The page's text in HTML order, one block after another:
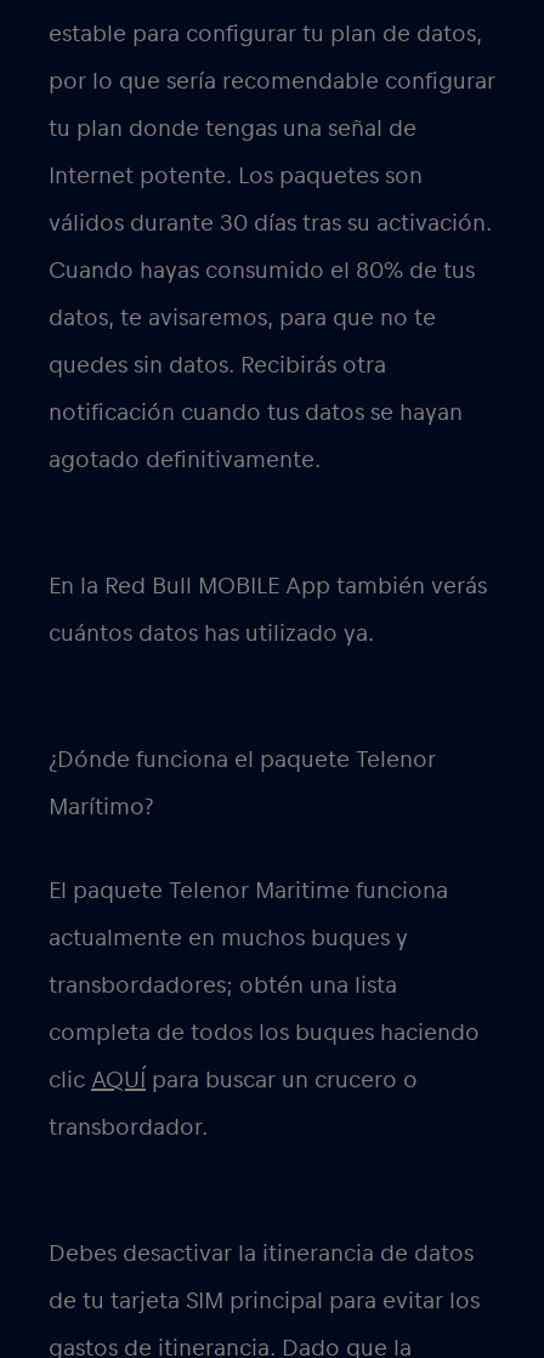
estable para configurar tu plan de datos,
por lo que sería recomendable configurar
tu plan donde tengas una señal de
Internet potente. Los paquetes son
válidos durante 30 días tras su activación.
Cuando hayas consumido el 80% de tus
datos, te avisaremos, para que no te
quedes sin datos. Recibirás otra
notificación cuando tus datos se hayan
agotado definitivamente.
En la Red Bull MOBILE App también verás
cuántos datos has utilizado ya.
¿Dónde funciona el paquete Telenor
Marítimo?
El paquete Telenor Maritime funciona
actualmente en muchos buques y
transbordadores; obtén una lista
completa de todos los buques haciendo
clic AQUÍ para buscar un crucero o
transbordador.
Debes desactivar la itinerancia de datos
de tu tarjeta SIM principal para evitar los
gastos de itinerancia. Dado que la